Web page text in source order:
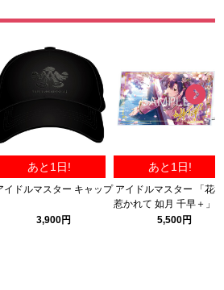
ASOBI STAGE
プレミアム会員とは
ライヴ
あと1日!
イドルマスター キャップ
3,900円
あと1日!
アイドルマスター 「花
惹かれて 如月 千早＋」
リルパネル B
5,500円